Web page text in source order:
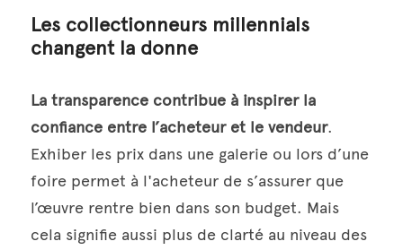
Les collectionneurs millennials
changent la donne
La transparence contribue à inspirer la
confiance entre l’acheteur et le vendeur.
Exhiber les prix dans une galerie ou lors d’une
foire permet à l'acheteur de s’assurer que
l’œuvre rentre bien dans son budget. Mais
cela signifie aussi plus de clarté au niveau des